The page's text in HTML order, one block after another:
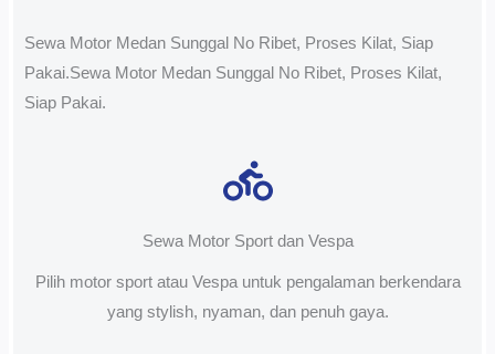
Sewa Motor Medan Sunggal No Ribet, Proses Kilat, Siap
Pakai.Sewa Motor Medan Sunggal No Ribet, Proses Kilat,
Siap Pakai.
Sewa Motor Sport dan Vespa
Pilih motor sport atau Vespa untuk pengalaman berkendara
yang stylish, nyaman, dan penuh gaya.